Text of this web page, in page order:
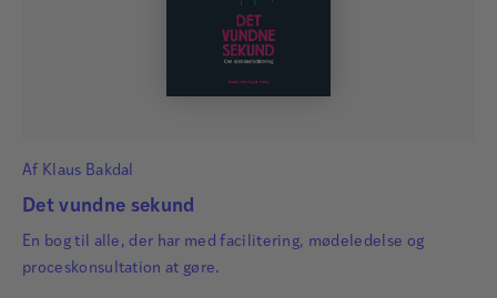
Af Klaus Bakdal
Det vundne sekund
En bog til alle, der har med facilitering, mødeledelse og
proceskonsultation at gøre.